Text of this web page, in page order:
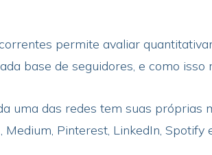
permite avaliar
base de seguidores, e como isso
uma das redes tem suas próprias
Medium, Pinterest, LinkedIn, Spotify